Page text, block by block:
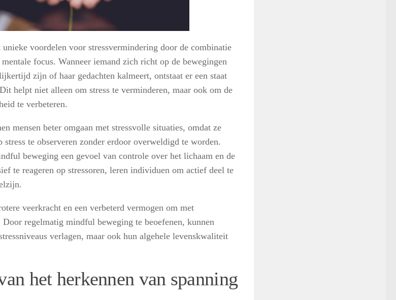
voordelen voor stressvermindering door de combinatie
focus. Wanneer iemand zich richt op de bewegingen
zijn of haar gedachten kalmeert, ontstaat er een staat
helpt niet alleen om stress te verminderen, maar ook om de
te verbeteren.
mensen beter omgaan met stressvolle situaties, omdat ze
stress te observeren zonder erdoor overweldigd te worden.
beweging een gevoel van controle over het lichaam en de
te reageren op stressoren, leren individuen om actief deel te
veerkracht en een verbeterd vermogen om met
Door regelmatig mindful beweging te beoefenen, kunnen
verlagen, maar ook hun algehele levenskwaliteit
het herkennen van spanning